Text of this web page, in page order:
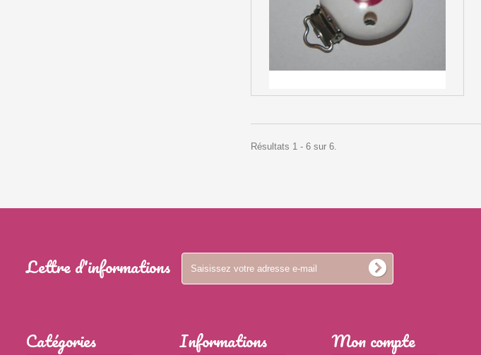
Résultats 1 - 6 sur 6.
Lettre d'informations
Catégories Informations Mon compte